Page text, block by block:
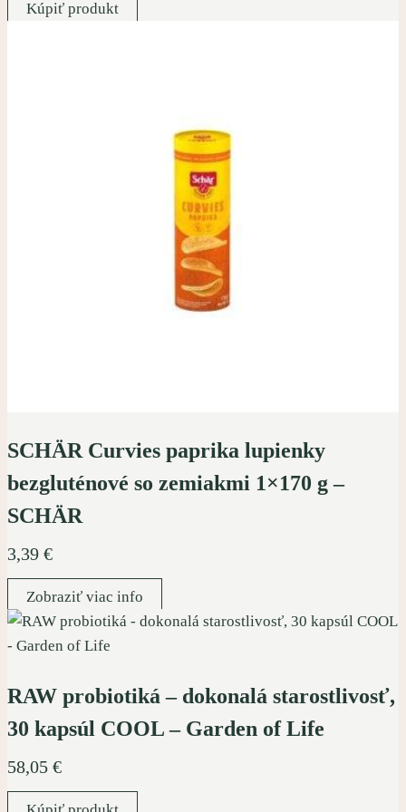
Kúpiť produkt
SCHÄR Curvies paprika lupienky
bezgluténové so zemiakmi 1×170 g –
SCHÄR
3,39 €
Zobraziť viac info
RAW probiotiká – dokonalá starostlivosť,
30 kapsúl COOL – Garden of Life
58,05 €